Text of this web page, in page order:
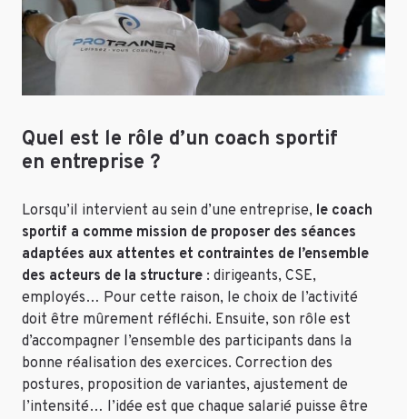
Quel est le rôle d’un coach sportif
en entreprise ?
Lorsqu’il intervient au sein d’une entreprise, le coach
sportif a comme mission de proposer des séances
adaptées aux attentes et contraintes de l’ensemble
des acteurs de la structure : dirigeants, CSE,
employés… Pour cette raison, le choix de l’activité
doit être mûrement réfléchi. Ensuite, son rôle est
d’accompagner l’ensemble des participants dans la
bonne réalisation des exercices. Correction des
postures, proposition de variantes, ajustement de
l’intensité… l’idée est que chaque salarié puisse être